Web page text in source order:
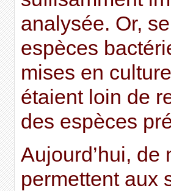
analysée. Or,
espèces
mises en
étaient loin de
des espèces
Aujourd’hui,
permettent aux